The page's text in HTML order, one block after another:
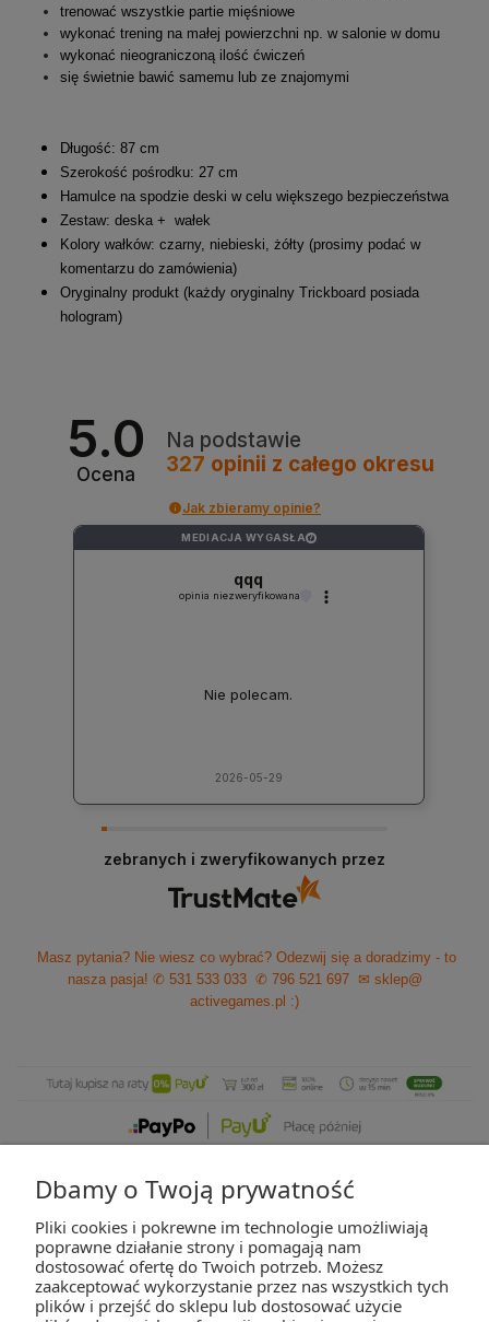
trenować wszystkie partie mięśniowe
wykonać trening na małej powierzchni np. w salonie w domu
wykonać nieograniczoną ilość ćwiczeń
się świetnie bawić samemu lub ze znajomymi
Długość: 87 cm
Szerokość pośrodku: 27 cm
Hamulce na spodzie deski w celu większego bezpieczeństwa
Zestaw: deska + wałek
Kolory wałków: czarny, niebieski, żółty (prosimy podać w
komentarzu do zamówienia)
Oryginalny produkt (każdy oryginalny Trickboard posiada
hologram)
5.0
Ocena
Na podstawie
327 opinii z całego okresu
Jak zbieramy opinie?
MEDIACJA WYGASŁA ?
qqq
opinia niezweryfikowana
Nie polecam.
2026-05-29
zebranych i zweryfikowanych przez
Masz pytania? Nie wiesz co wybrać? Odezwij się a doradzimy - to
nasza pasja! ✆ 531 533 033 ✆ 796 521 697
✉ sklep@
activegames.pl :)
ZAKUPY
POMOC
Dbamy o Twoją prywatność
Pliki cookies i pokrewne im technologie umożliwiają
poprawne działanie strony i pomagają nam
dostosować ofertę do Twoich potrzeb. Możesz
zaakceptować wykorzystanie przez nas wszystkich tych
plików i przejść do sklepu lub dostosować użycie